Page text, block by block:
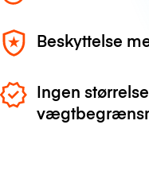
Beskyttelse
Ingen